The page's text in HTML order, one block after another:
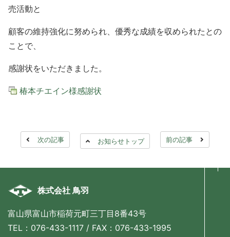
売活動と
顧客の維持強化に努められ、優秀な成績を収められたとの
ことで、
感謝状をいただきました。
椿本チエイン様感謝状
次の記事 お知らせトップ 前の記事
株式会社 鳥羽
富山県富山市稲荷元町三丁目8番43号
TEL：076-433-1117 / FAX：076-433-1995